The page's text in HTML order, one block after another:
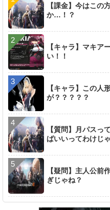
【課金】今はこの
か…！？
【キャラ】マキア
い！！
【キャラ】この人
が？？？？？
【質問】月パスっ
ばいいってわけじ
【疑問】主人公前
ぎじゃね？